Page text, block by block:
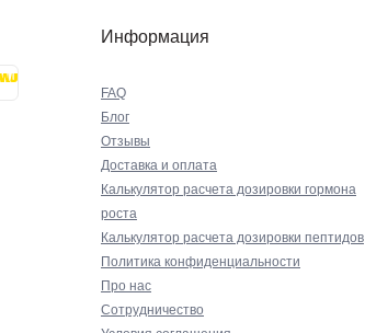
Информация
FAQ
Блог
Отзывы
Доставка и оплата
Калькулятор расчета дозировки гормона
роста
Калькулятор расчета дозировки пептидов
Политика конфиденциальности
Про нас
Сотрудничество